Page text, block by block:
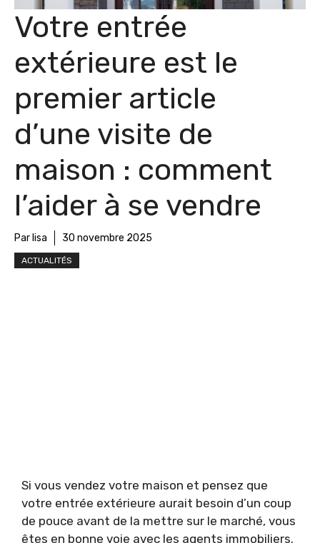
Votre entrée
extérieure est le
premier article
d’une visite de
maison : comment
l’aider à se vendre
Par lisa 30 novembre 2025
ACTUALITÉS
Si vous vendez votre maison et pensez que
votre entrée extérieure aurait besoin d’un coup
de pouce avant de la mettre sur le marché, vous
êtes en bonne voie avec les agents immobiliers.